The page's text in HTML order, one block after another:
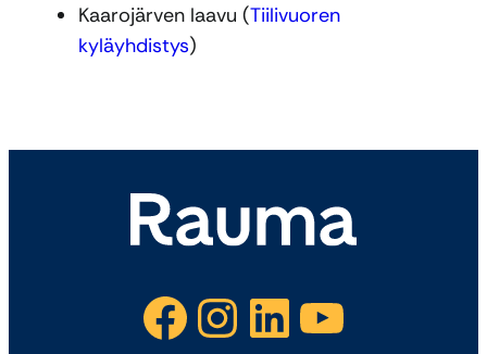
Kaarojärven laavu (Tiilivuoren
kyläyhdistys)
Facebook Instagram LinkedIn YouTube